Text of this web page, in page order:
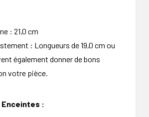
: 21,0 cm
: Longueurs de 19,0 cm ou
également donner de bons
votre pièce.
: